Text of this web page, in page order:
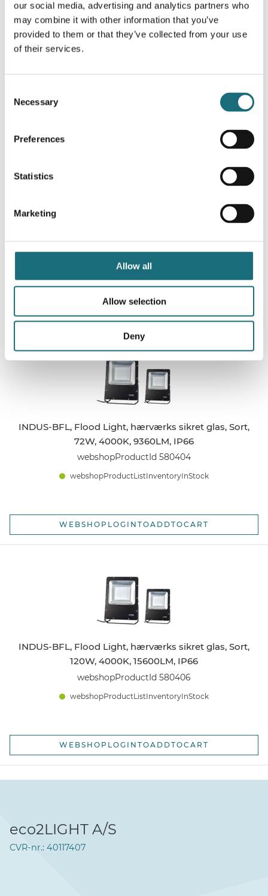
our social media, advertising and analytics partners who
may combine it with other information that you’ve
provided to them or that they’ve collected from your use
of their services.
Selection
Necessary
Preferences
Statistics
Marketing
Allow all
Allow selection
Deny
Produktbeskrivelse
Anti-blændende lys kræves mere og mere for
applikationer, hvor kunder ønsker
Denne INDUS UFL serie er den ideelle løsning til
denne lysstying, med individuelle PMMA linser.
I kombination med extrem høj overstrømssikring
(20 kV), indbygget ”respirator” til kondensvand,
brug af CREE chip og MeanWell driver – opnår
man en fuldt optimeret floodlight enhed med
Relaterede produkter
INDUS-BFL, Flood Light, hærværks sikret glas, Sort,
72W, 4000K, 9360LM, IP66
webshopProductId 580404
webshopProductListInventoryInStock
WEBSHOPLOGINTOADDTOCART
INDUS-BFL, Flood Light, hærværks sikret glas, Sort,
120W, 4000K, 15600LM, IP66
webshopProductId 580406
webshopProductListInventoryInStock
WEBSHOPLOGINTOADDTOCART
eco2LIGHT A/S
CVR-nr.: 40117407